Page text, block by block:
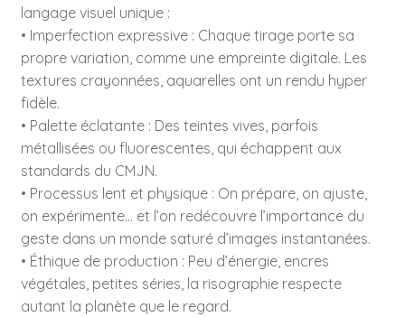
langage visuel unique :
• Imperfection expressive : Chaque tirage porte sa
propre variation, comme une empreinte digitale. Les
textures crayonnées, aquarelles ont un rendu hyper
fidèle.
• Palette éclatante : Des teintes vives, parfois
métallisées ou fluorescentes, qui échappent aux
standards du CMJN.
• Processus lent et physique : On prépare, on ajuste,
on expérimente… et l’on redécouvre l’importance du
geste dans un monde saturé d’images instantanées.
• Éthique de production : Peu d’énergie, encres
végétales, petites séries, la risographie respecte
autant la planète que le regard.